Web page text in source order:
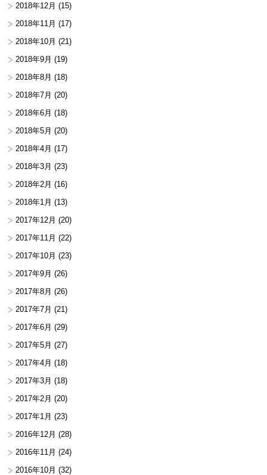
2018年12月 (15)
2018年11月 (17)
2018年10月 (21)
2018年9月 (19)
2018年8月 (18)
2018年7月 (20)
2018年6月 (18)
2018年5月 (20)
2018年4月 (17)
2018年3月 (23)
2018年2月 (16)
2018年1月 (13)
2017年12月 (20)
2017年11月 (22)
2017年10月 (23)
2017年9月 (26)
2017年8月 (26)
2017年7月 (21)
2017年6月 (29)
2017年5月 (27)
2017年4月 (18)
2017年3月 (18)
2017年2月 (20)
2017年1月 (23)
2016年12月 (28)
2016年11月 (24)
2016年10月 (32)